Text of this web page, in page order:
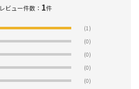
レビュー件数： 1件
(1)
(0)
(0)
(0)
(0)